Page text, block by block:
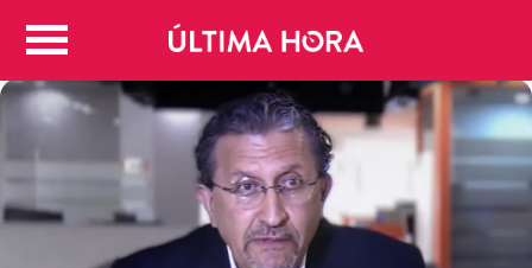
Judicial
Positivas
Entretenimiento